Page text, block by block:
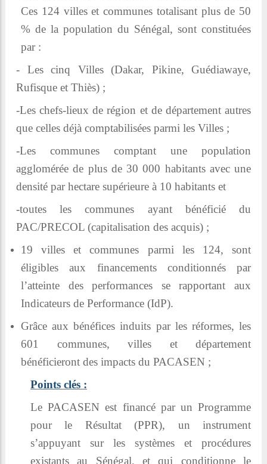
Ces 124 villes et communes totalisant plus de 50
% de la population du Sénégal, sont constituées
par :
- Les cinq Villes (Dakar, Pikine, Guédiawaye,
Rufisque et Thiès) ;
-Les chefs-lieux de région et de département autres
que celles déjà comptabilisées parmi les Villes ;
-Les communes comptant une population
agglomérée de plus de 30 000 habitants avec une
densité par hectare supérieure à 10 habitants et
-toutes les communes ayant bénéficié du
PAC/PRECOL (capitalisation des acquis) ;
19 villes et communes parmi les 124, sont
éligibles aux financements conditionnés par
l’atteinte des performances se rapportant aux
Indicateurs de Performance (IdP).
Grâce aux bénéfices induits par les réformes, les
601 communes, villes et département
bénéficieront des impacts du PACASEN ;
Points clés :
Le PACASEN est financé par un Programme
pour le Résultat (PPR), un instrument
s’appuyant sur les systèmes et procédures
existants au Sénégal, et qui conditionne le